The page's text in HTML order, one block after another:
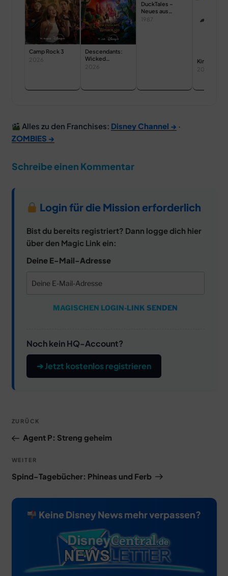
Camp Rock 3
2026
Descendants:
Wicked
Wonderland
2026
DuckTales –
Neues aus
Entenhausen
1987
Kim
2002
Alles zu den Franchises: Disney Channel → ·
ZOMBIES →
Schreibe einen Kommentar
Login für die Mission erforderlich
Bist du bereits registriert? Dann logge dich hier
über den Magic Link ein:
Deine E-Mail-Adresse
MAGISCHEN LOGIN-LINK SENDEN
Noch kein HQ-Account?
➔ Jetzt kostenlos registrieren
Beitragsnavigation
Vorheriger
Beitrag
ZURÜCK
Agent P: Streng geheim
Nächster
Beitrag
WEITER
Spind-Tagebücher: Phineas und Ferb
Keine Disney News mehr verpassen?